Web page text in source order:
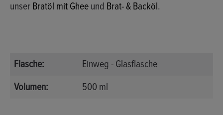
unser Bratöl mit Ghee und Brat- & Backöl.
Flasche:
Einweg - Glasflasche
Volumen:
500 ml